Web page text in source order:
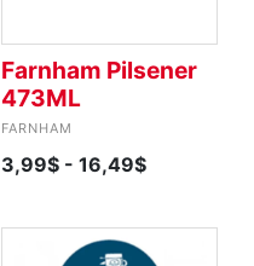
Farnham Pilsener
473ML
FARNHAM
3,99$ - 16,49$